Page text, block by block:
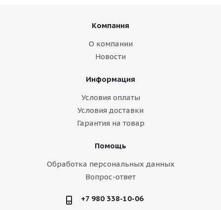
Компания
О компании
Новости
Информация
Условия оплаты
Условия доставки
Гарантия на товар
Помощь
Обработка персональных данных
Вопрос-ответ
+7 980 338-10-06